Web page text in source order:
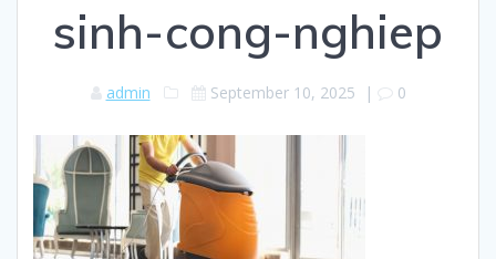
sinh-cong-nghiep
admin September 10, 2025 | 0